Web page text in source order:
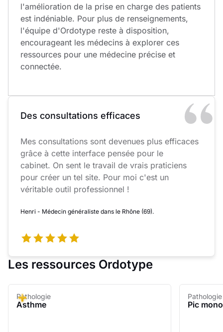
l'amélioration de la prise en charge des patients
est indéniable. Pour plus de renseignements,
l'équipe d'Ordotype reste à disposition,
encourageant les médecins à explorer ces
ressources pour une médecine précise et
connectée.
Des consultations efficaces
Mes consultations sont devenues plus efficaces
grâce à cette interface pensée pour le
cabinet. On sent le travail de vrais praticiens
pour créer un tel site. Pour moi c'est un
véritable outil professionnel !
Henri - Médecin généraliste dans le Rhône (69).
Les ressources Ordotype
Pathologie
Asthme
Pathologie
Pic